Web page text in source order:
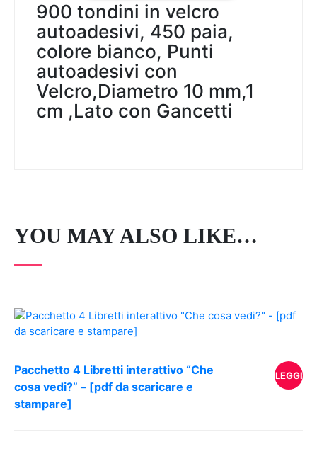
900 tondini in velcro
autoadesivi, 450 paia,
colore bianco, Punti
autoadesivi con
Velcro,Diametro 10 mm,1
cm ,Lato con Gancetti
YOU MAY ALSO LIKE…
Pacchetto 4 Libretti interattivo “Che
cosa vedi?” – [pdf da scaricare e
stampare]
LEGGI